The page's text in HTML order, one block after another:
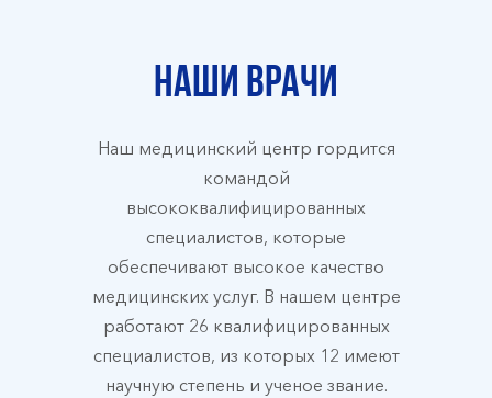
Наши врачи
Наш медицинский центр гордится
командой
высококвалифицированных
специалистов, которые
обеспечивают высокое качество
медицинских услуг. В нашем центре
работают 26 квалифицированных
специалистов, из которых 12 имеют
научную степень и ученое звание.